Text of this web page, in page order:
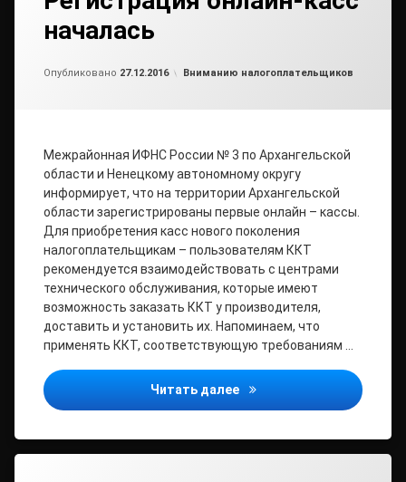
началась
Опубликовано 27.12.2016 Рубрики:
Вниманию налогоплательщиков
Межрайонная ИФНС России № 3 по Архангельской
области и Ненецкому автономному округу
информирует, что на территории Архангельской
области зарегистрированы первые онлайн – кассы.
Для приобретения касс нового поколения
налогоплательщикам – пользователям ККТ
рекомендуется взаимодействовать с центрами
технического обслуживания, которые имеют
возможность заказать ККТ у производителя,
доставить и установить их. Напоминаем, что
применять ККТ, соответствующую требованиям …
Читать далее Регистрация онлайн-